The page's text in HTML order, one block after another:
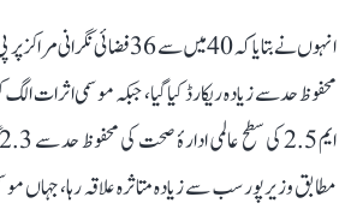
محفوظ حد سے زیادہ ریکارڈ کیا گیا، جبکہ موسمی اثرات
مطابق وزیرپور سب سے زیادہ متاثرہ علاقہ رہا، جہاں